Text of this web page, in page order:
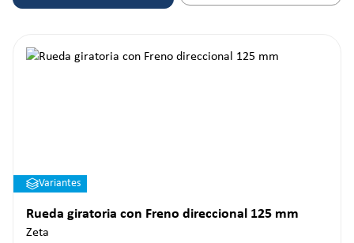
Variantes
Rueda giratoria con Freno direccional 125 mm
Zeta